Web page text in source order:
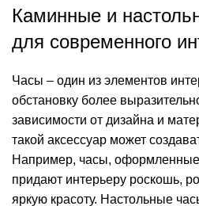
Каминные и
для современного
Часы – один из элементов
обстановку более
зависимости от дизайна и
такой аксессуар может
Например, часы, оформленные
придают интерьеру роскошь,
яркую красоту. Настольные